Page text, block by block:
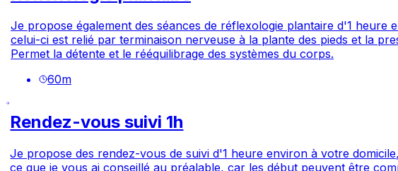
Je propose également des séances de réflexologie plantaire d'1
celui-ci est relié par terminaison nerveuse à la plante des pieds et la
Permet la détente et le rééquilibrage des systèmes du corps.
60m
Rendez-vous suivi 1h
Je propose des rendez-vous de suivi d'1 heure environ à votre
ce que je vous ai conseillé au préalable, car les début peuvent être